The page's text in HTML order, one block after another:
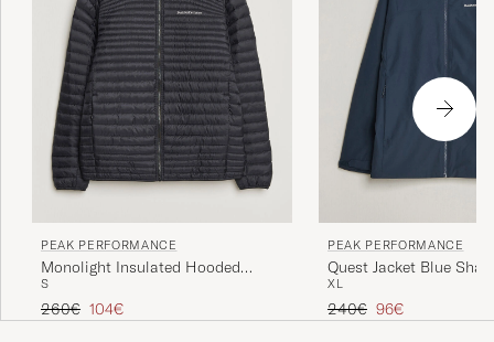
PEAK PERFORMANCE
Monolight Insulated Hooded
Jacket Black
S
Tavallinen hinta
260€ Alennettu hinta
104€
PEAK PERFORMANCE
Quest Jacket Blue
XL
Tavallinen hinta
240€ Alennettu hinta
96€